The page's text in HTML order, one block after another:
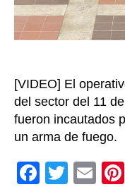
[VIDEO] El
del sector del 11
fueron incautados
un arma de fuego.
F
T
E